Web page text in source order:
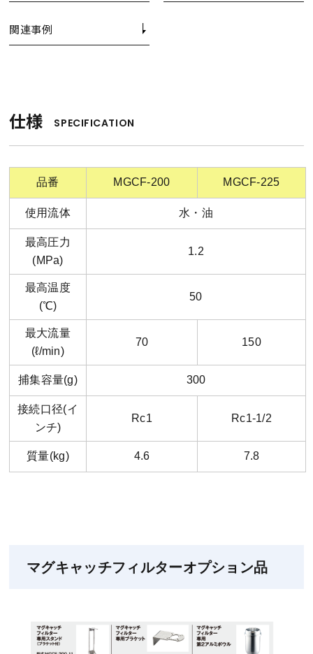
関連事例
仕様 SPECIFICATION
品番 MGCF-200 MGCF-225
使用流体 水・油
最高圧力
(MPa)
1.2
最高温度
(℃)
50
最大流量
(ℓ/min)
70 150
捕集容量(g) 300
接続口径(イ
ンチ)
Rc1 Rc1-1/2
質量(kg) 4.6 7.8
マグキャッチフィルターオプション品